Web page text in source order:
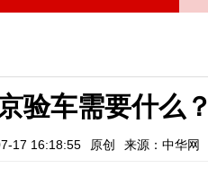
验车需要什么？
17 16:18:55 原创 来源：中华网